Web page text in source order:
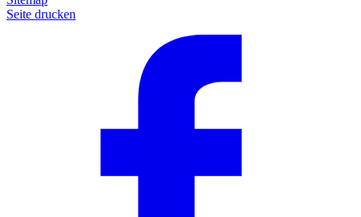
Seite drucken